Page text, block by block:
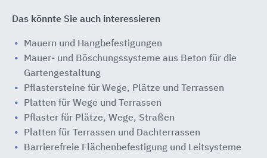
Das könnte Sie auch interessieren
Mauern und Hangbefestigungen
Mauer- und Böschungssysteme aus Beton für die
Gartengestaltung
Pflastersteine für Wege, Plätze und Terrassen
Platten für Wege und Terrassen
Pflaster für Plätze, Wege, Straßen
Platten für Terrassen und Dachterrassen
Barrierefreie Flächenbefestigung und Leitsysteme